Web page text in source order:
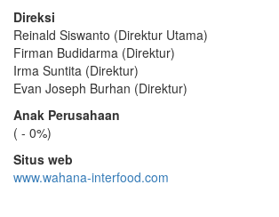
Direksi
Reinald Siswanto (Direktur Utama)
Firman Budidarma (Direktur)
Irma Suntita (Direktur)
Evan Joseph Burhan (Direktur)
Anak Perusahaan
( - 0%)
Situs web
www.wahana-interfood.com